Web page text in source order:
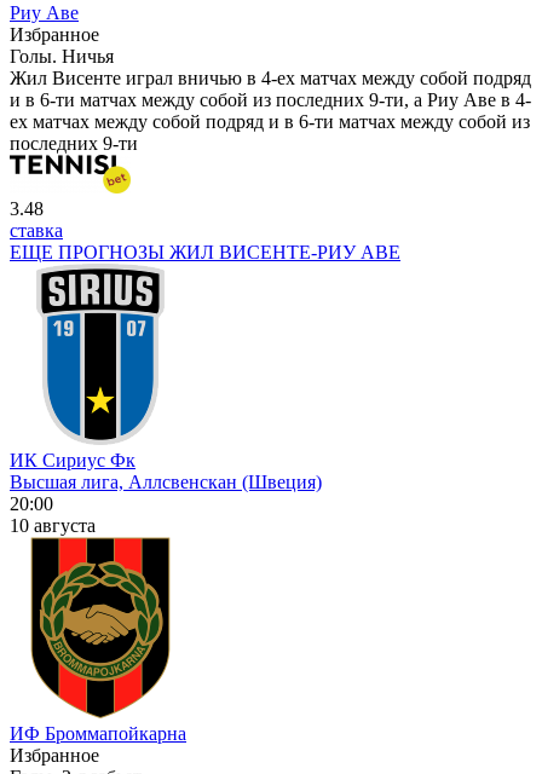
Риу Аве
Избранное
Голы. Ничья
Жил Висенте играл вничью в 4-ех матчах между собой подряд
и в 6-ти матчах между собой из последних 9-ти, а Риу Аве в 4-
ех матчах между собой подряд и в 6-ти матчах между собой из
последних 9-ти
3.48
ставка
ЕЩЕ ПРОГНОЗЫ ЖИЛ ВИСЕНТЕ-РИУ АВЕ
ИК Сириус Фк
Высшая лига, Аллсвенскан (Швеция)
20:00
10 августа
ИФ Броммапойкарна
Избранное